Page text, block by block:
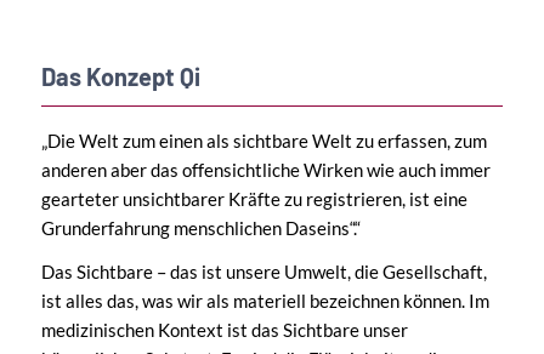
Das Konzept Qi
Die Welt zum einen als sichtbare Welt zu erfassen, zum
anderen aber das offensichtliche Wirken wie auch immer
gearteter unsichtbarer Kräfte zu registrieren, ist eine
Grunderfahrung menschlichen Daseins“.
Das Sichtbare – das ist unsere Umwelt, die Gesellschaft,
ist alles das, was wir als materiell bezeichnen können. Im
medizinischen Kontext ist das Sichtbare unser